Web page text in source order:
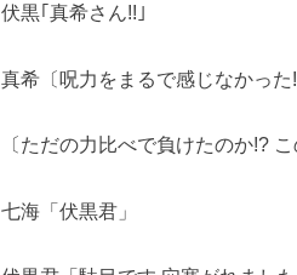
伏黒｢真希さん!!｣
真希〔呪力をまるで感じなかった!!
〔ただの力比べで負けたのか!? こ
七海「伏黒君」